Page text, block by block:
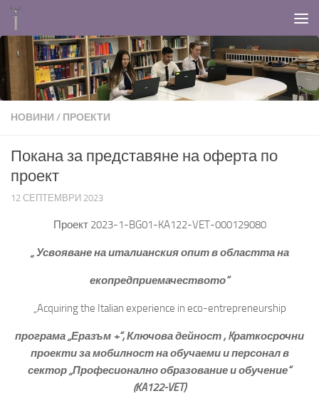
НОВИНИ / ПРОЕКТИ
Покана за представяне на оферта по
проект
12 СЕПТЕМВРИ 2023
Проект 2023-1-BG01-KA122-VET-000129080
„Усвояване на италианския опит в областта на
екопредприемачеството“
„Acquiring the Italian experience in eco-entrepreneurship
програма „Еразъм +“, Ключова дейност , Kраткосрочни
проекти за мобилност на обучаеми и персонал в
сектор „Професионално образование и обучение“
(KA122-VET)